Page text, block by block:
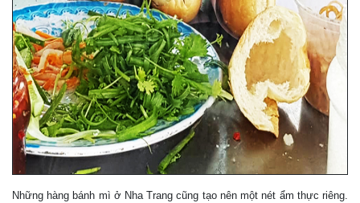
Những hàng bánh mì ở Nha Trang cũng tạo nên một nét ẩm thực riêng.